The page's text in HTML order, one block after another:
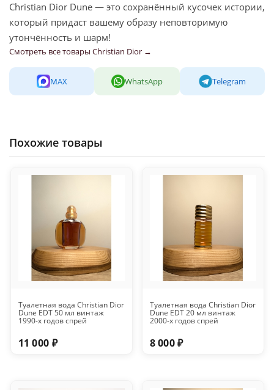
Christian Dior Dune — это сохранённый кусочек истории,
который придаст вашему образу неповторимую
утончённость и шарм!
Смотреть все товары Christian Dior →
MAX WhatsApp Telegram
Похожие товары
Туалетная вода Christian Dior
Dune EDT 50 мл винтаж
1990-х годов спрей
11 000 ₽
Туалетная вода Christian Dior
Dune EDT 20 мл винтаж
2000-х годов спрей
8 000 ₽